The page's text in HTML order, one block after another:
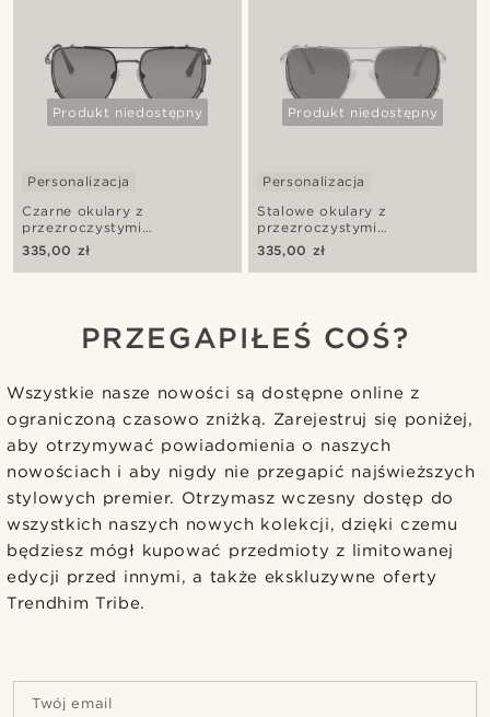
Produkt niedostępny
Czarne okulary z
przezroczystymi
soczewkami blokującymi
światło niebieskie i
polaryzacyjnymi okularami
Personalizacja
335,00 zł
Produkt niedostępny
Stalowe okulary z
przezroczystymi
soczewkami blokującymi
światło niebieskie i
polaryzacyjnymi okularami
Personalizacja
335,00 zł
PRZEGAPIŁEŚ COŚ?
Wszystkie nasze nowości są dostępne online z
ograniczoną czasowo zniżką. Zarejestruj się poniżej,
aby otrzymywać powiadomienia o naszych
nowościach i aby nigdy nie przegapić najświeższych
stylowych premier. Otrzymasz wczesny dostęp do
wszystkich naszych nowych kolekcji, dzięki czemu
będziesz mógł kupować przedmioty z limitowanej
edycji przed innymi, a także ekskluzywne oferty
Trendhim Tribe.
Twój email